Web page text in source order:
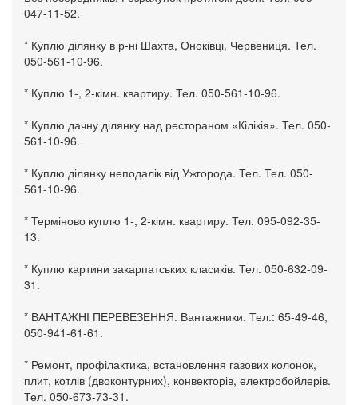
047-11-52.
* Куплю ділянку в р-ні Шахта, Оноківці, Червениця. Тел.
050-561-10-96.
* Куплю 1-, 2-кімн. квартиру. Тел. 050-561-10-96.
* Куплю дачну ділянку над рестораном «Кілікія». Тел. 050-
561-10-96.
* Куплю ділянку неподалік від Ужгорода. Тел. Тел. 050-
561-10-96.
* Терміново куплю 1-, 2-кімн. квартиру. Тел. 095-092-35-
13.
* Куплю картини закарпатських класиків. Тел. 050-632-09-
31.
* ВАНТАЖНІ ПЕРЕВЕЗЕННЯ. Вантажники. Тел.: 65-49-46,
050-941-61-61.
* Ремонт, профілактика, встановлення газових колонок,
плит, котлів (двоконтурних), конвекторів, електробойлерів.
Тел. 050-673-73-31.